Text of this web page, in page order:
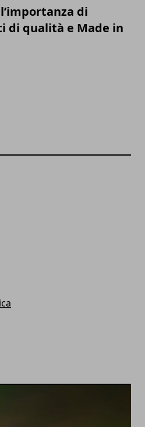
di
di qualità e Made in